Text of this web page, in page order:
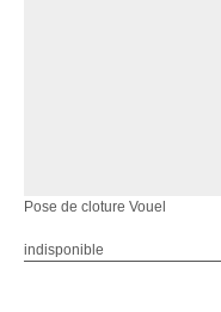
Pose de cloture Vouel
indisponible